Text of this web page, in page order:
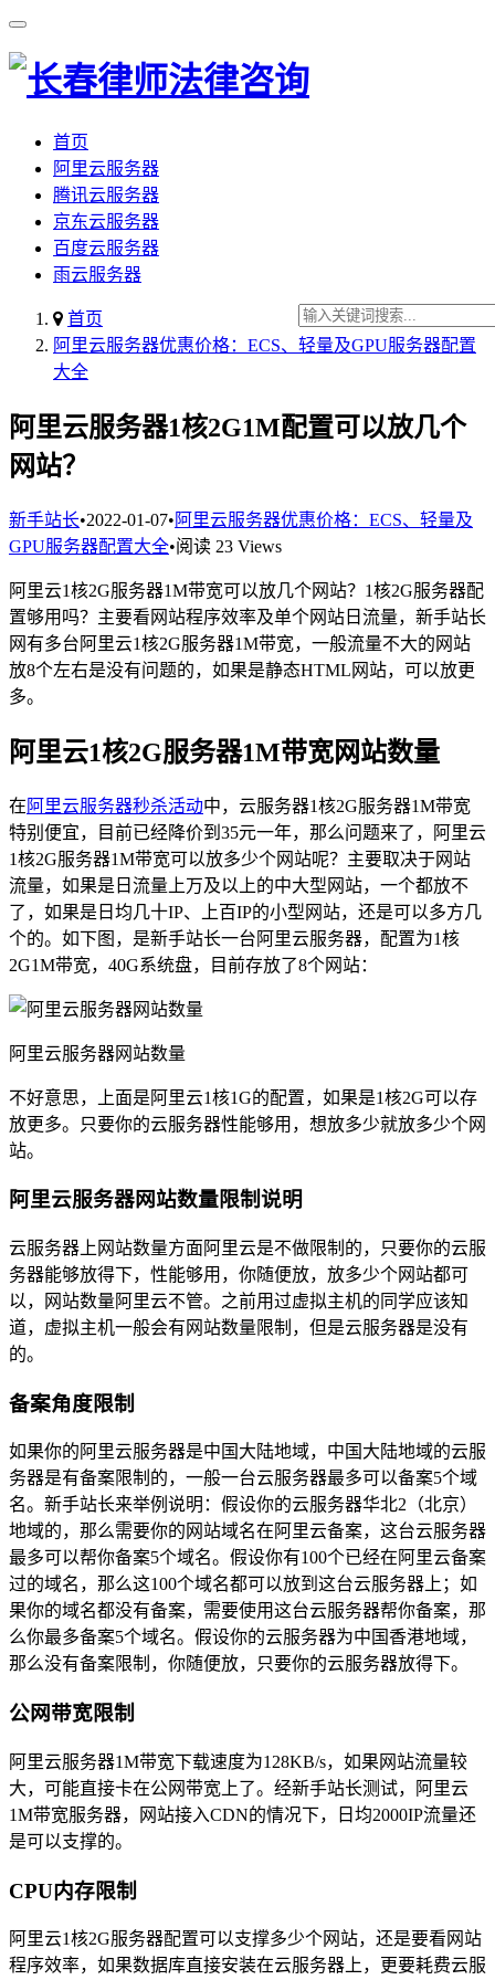
首页
阿里云服务器
腾讯云服务器
京东云服务器
百度云服务器
雨云服务器
首页
阿里云服务器优惠价格：ECS、轻量及GPU服务器配置
大全
阿里云服务器1核2G1M配置可以放几个
网站？
新手站长•2022-01-07• 阿里云服务器优惠价格：ECS、轻量及
GPU服务器配置大全•阅读 23 Views
阿里云1核2G服务器1M带宽可以放几个网站？1核2G服务器配
置够用吗？主要看网站程序效率及单个网站日流量，新手站长
网有多台阿里云1核2G服务器1M带宽，一般流量不大的网站
放8个左右是没有问题的，如果是静态HTML网站，可以放更
多。
阿里云1核2G服务器1M带宽网站数量
在 阿里云服务器秒杀活动中，云服务器1核2G服务器1M带宽
特别便宜，目前已经降价到35元一年，那么问题来了，阿里云
1核2G服务器1M带宽可以放多少个网站呢？主要取决于网站
流量，如果是日流量上万及以上的中大型网站，一个都放不
了，如果是日均几十IP、上百IP的小型网站，还是可以多方几
个的。如下图，是新手站长一台阿里云服务器，配置为1核
2G1M带宽，40G系统盘，目前存放了8个网站：
阿里云服务器网站数量
不好意思，上面是阿里云1核1G的配置，如果是1核2G可以存
放更多。只要你的云服务器性能够用，想放多少就放多少个网
站。
阿里云服务器网站数量限制说明
云服务器上网站数量方面阿里云是不做限制的，只要你的云服
务器能够放得下，性能够用，你随便放，放多少个网站都可
以，网站数量阿里云不管。之前用过虚拟主机的同学应该知
道，虚拟主机一般会有网站数量限制，但是云服务器是没有
的。
备案角度限制
如果你的阿里云服务器是中国大陆地域，中国大陆地域的云服
务器是有备案限制的，一般一台云服务器最多可以备案5个域
名。新手站长来举例说明：假设你的云服务器华北2（北京）
地域的，那么需要你的网站域名在阿里云备案，这台云服务器
最多可以帮你备案5个域名。假设你有100个已经在阿里云备案
过的域名，那么这100个域名都可以放到这台云服务器上；如
果你的域名都没有备案，需要使用这台云服务器帮你备案，那
么你最多备案5个域名。假设你的云服务器为中国香港地域，
那么没有备案限制，你随便放，只要你的云服务器放得下。
公网带宽限制
阿里云服务器1M带宽下载速度为128KB/s，如果网站流量较
大，可能直接卡在公网带宽上了。经新手站长测试，阿里云
1M带宽服务器，网站接入CDN的情况下，日均2000IP流量还
是可以支撑的。
CPU内存限制
阿里云1核2G服务器配置可以支撑多少个网站，还是要看网站
程序效率，如果数据库直接安装在云服务器上，更要耗费云服